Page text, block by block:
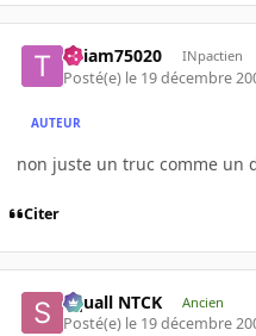
Thiam75020 INpactien
Posté(e) le 19 décembre
AUTEUR
non juste un truc comme un
Citer
Squall NTCK Ancien
Posté(e) le 19 décembre